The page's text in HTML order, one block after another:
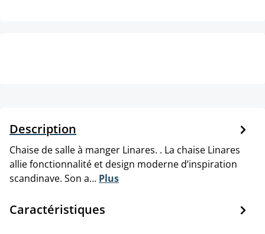
Description
Chaise de salle à manger Linares. . La chaise Linares
allie fonctionnalité et design moderne d’inspiration
scandinave. Son a… Plus
Caractéristiques